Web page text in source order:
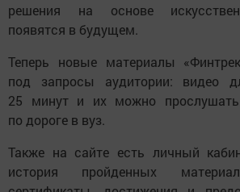
решения на основе
появятся в будущем.
Теперь новые материалы
под запросы аудитории: видео
25 минут и их можно
по дороге в вуз.
Также на сайте есть личный
история пройденных